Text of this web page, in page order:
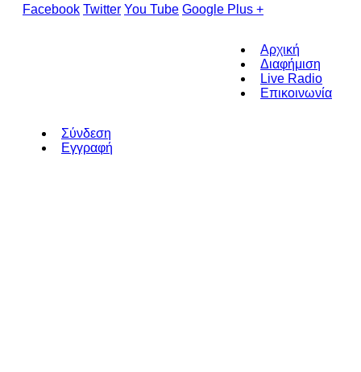
Facebook Twitter You Tube Google Plus +
Αρχική
Διαφήμιση
Live Radio
Επικοινωνία
Σύνδεση
Εγγραφή